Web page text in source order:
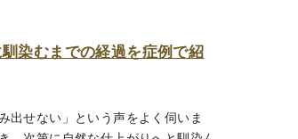
染むまでの経過を症例で紹
出せない」という声をよく伺いま